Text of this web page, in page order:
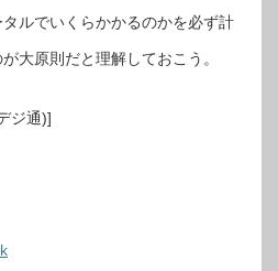
ルでいくらかかるのかを必ず計
大原則だと理解しておこう。
ジ通)]